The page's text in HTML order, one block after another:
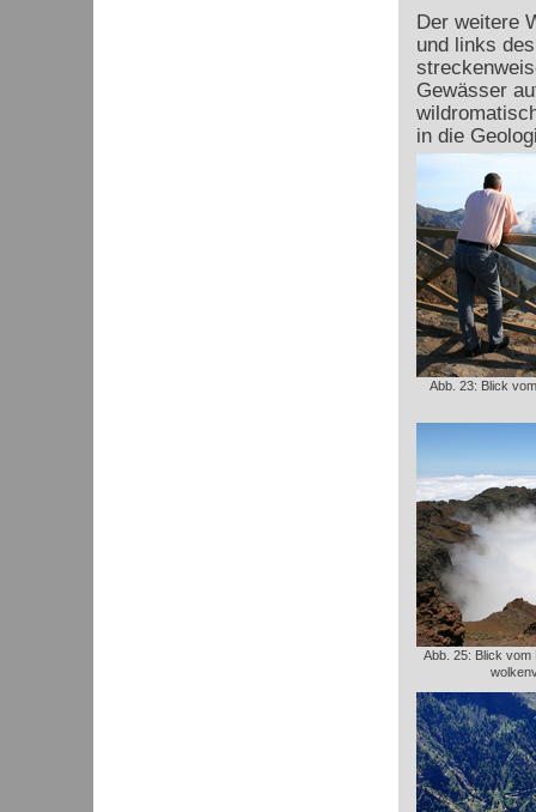
Der weitere
und links
Gewässer
in die
Abb. 23: Blick
Abb. 25: Blick vom